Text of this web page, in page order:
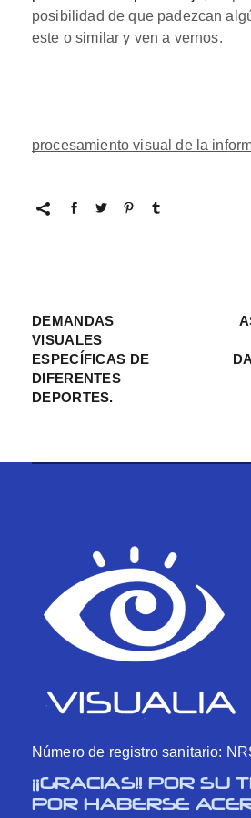
posibilidad de que padezcan
este o similar y ven a vernos.
procesamiento visual de la
DEMANDAS
VISUALES
ESPECÍFICAS DE
DIFERENTES
DEPORTES.
Número de registro sanitario:
¡¡GRACIAS!! POR SU
POR HABERSE